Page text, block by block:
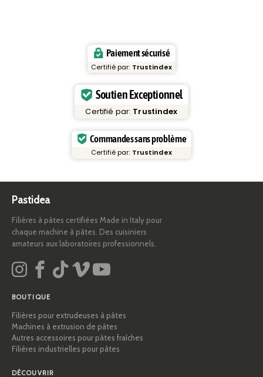
Paiement sécurisé
Certifié par: Trustindex
Soutien Exceptionnel
Certifié par: Trustindex
Commandes sans problème
Certifié par: Trustindex
Pastidea
Filières à pâtes certifiées Made in Italy pour
chaque machine à pâtes. Des cuisiniers
amateurs aux laboratoires professionnels.
BOUTIQUE
Filières pour extrudeuses à pâtes
Machines à extrusion de pâtes
Autres accessoires pour pâtes fraîches
Filières industrielles pour pâtes
DÉCOUVRIR